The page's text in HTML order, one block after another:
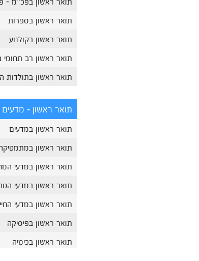
תואר ראשון בספרות
תואר ראשון בקולנוע
תואר ראשון רב תחומי
תואר ראשון בתולדות
תואר ראשון - מדעים
תואר ראשון במדעים
תואר ראשון
תואר ראשון במדעי
תואר ראשון במדעי
תואר ראשון במדעי
תואר ראשון בפיסיקה
תואר ראשון בכימיה